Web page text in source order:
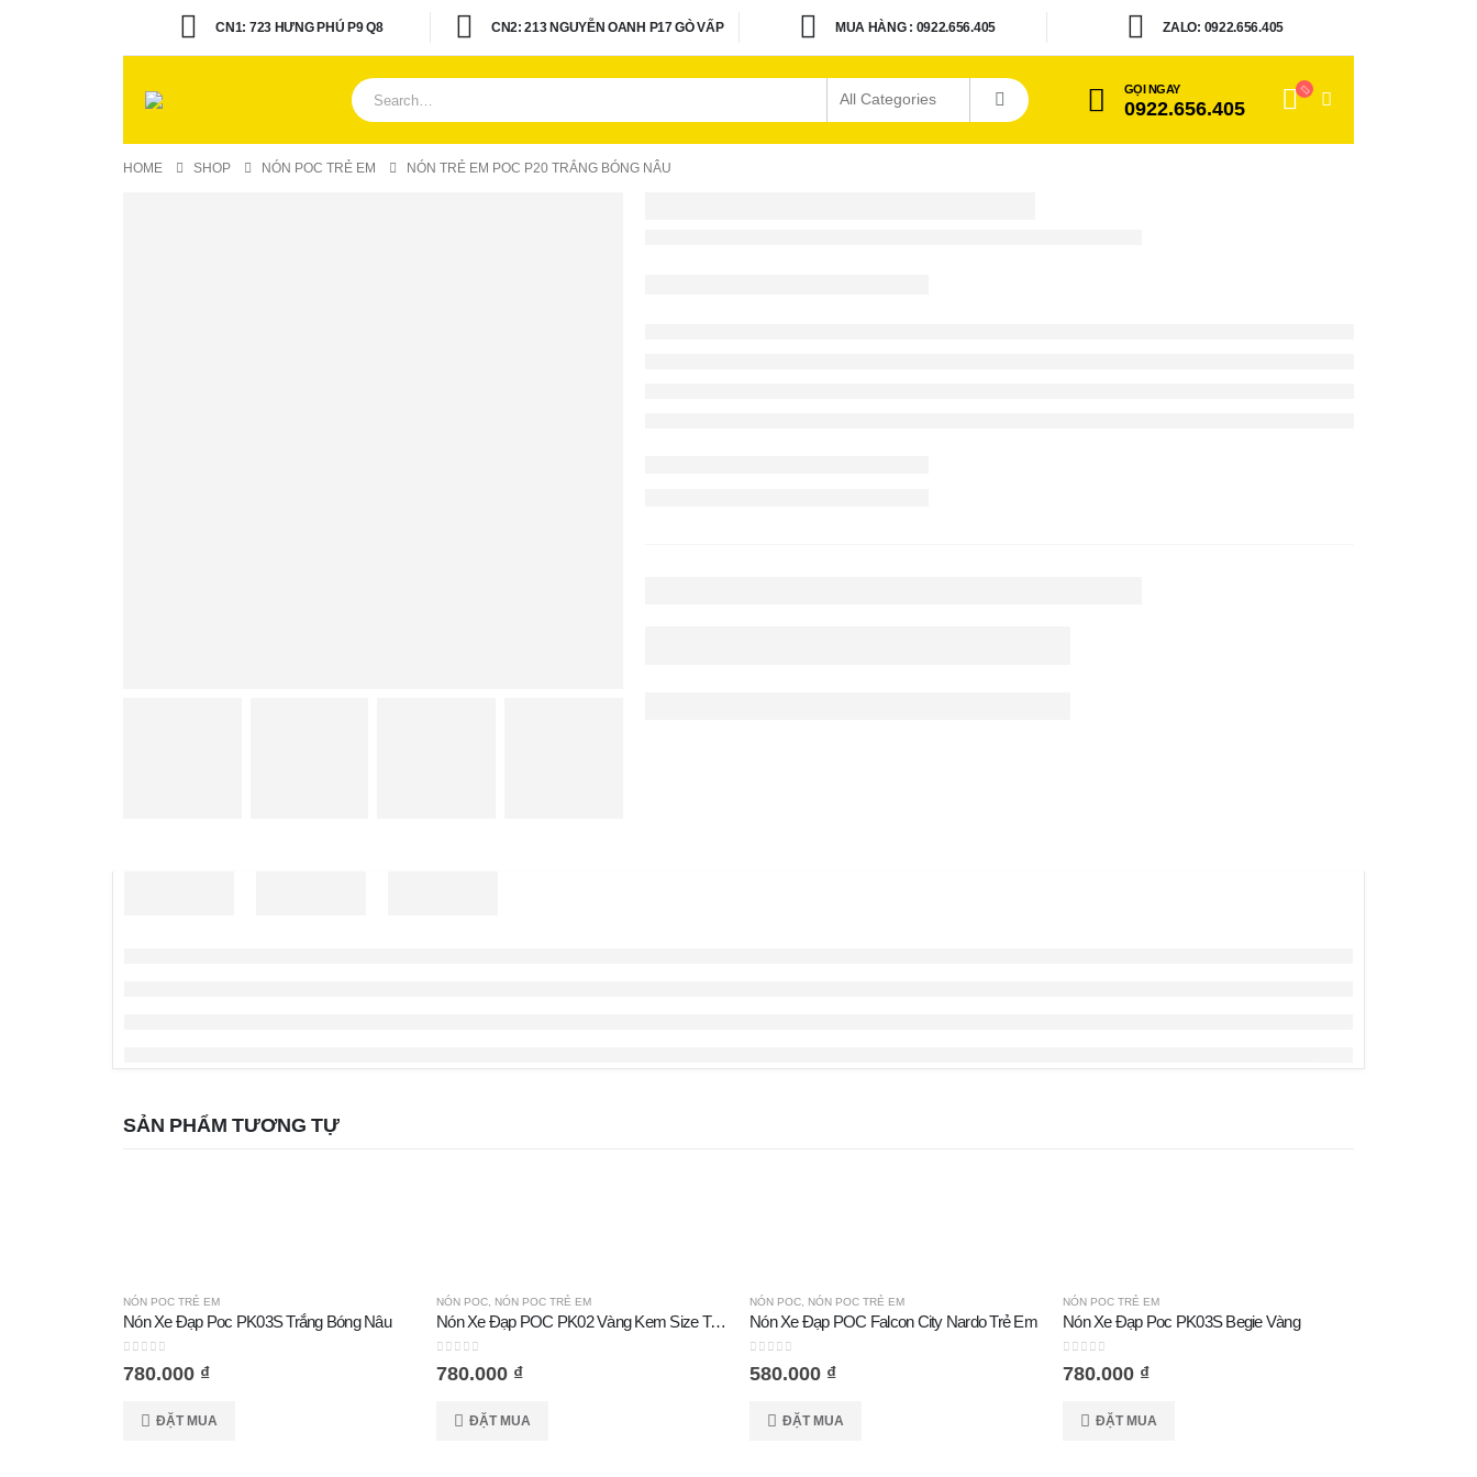
CN1: 723 HƯNG PHÚ P9 Q8 CN2: 213 NGUYỄN OANH P17 GÒ VẤP MUA HÀNG : 0922.656.405 ZALO: 0922.656.405
GỌI NGAY
0922.656.405
HOME SHOP NÓN POC TRẺ EM NÓN TRẺ EM POC P20 TRẮNG BÓNG NÂU
SẢN PHẨM TƯƠNG TỰ
NÓN POC TRẺ EM
Nón Xe Đạp Poc PK03S Trắng Bóng Nâu
0out of 5
780.000 ₫
ĐẶT MUA
NÓN POC NÓN POC TRẺ EM
Nón Xe Đạp POC PK02 Vàng Kem Size Trẻ Em
0out of 5
780.000 ₫
ĐẶT MUA
NÓN POC NÓN POC TRẺ EM
Nón Xe Đạp POC Falcon City Nardo Trẻ Em
0out of 5
580.000 ₫
ĐẶT MUA
NÓN POC TRẺ EM
Nón Xe Đạp Poc PK03S Begie Vàng
0out of 5
780.000 ₫
ĐẶT MUA